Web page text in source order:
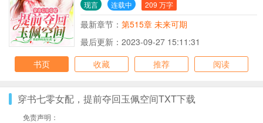
现言 连载中 209 万字
最新章节： 第515章 未来可期
最后更新：2023-09-27 15:11:31
书页
收藏 推荐 阅读
穿书七零女配，提前夺回玉佩空间TXT下载
免责声明：